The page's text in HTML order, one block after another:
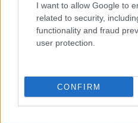
I want to allow Google to
related to security,
functionality and fraud
user protection.
CONFIRM